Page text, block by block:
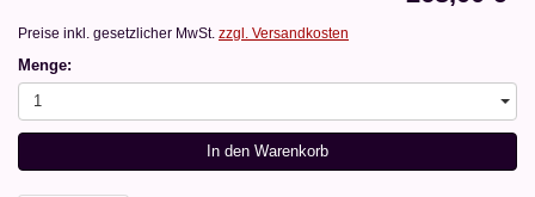
Preise inkl. gesetzlicher MwSt. zzgl. Versandkosten
Menge:
1
In den Warenkorb